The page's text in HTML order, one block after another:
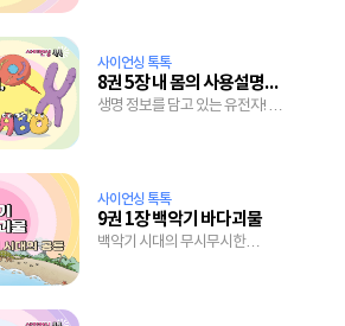
사이언싱 톡톡
8권 5장 내 몸의 사용설명서, 유전자 지도
생명 정보를 담고 있는 유전자! 그
사이언싱 톡톡
9권 1장 백악기 바다괴물
백악기 시대의 무시무시한